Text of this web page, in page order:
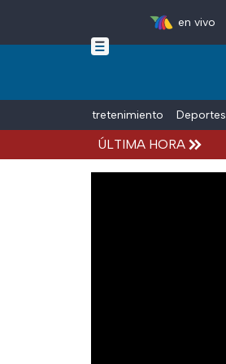
Skip to main content
en vivo
Entretenimiento Deportes
ÚLTIMA HORA